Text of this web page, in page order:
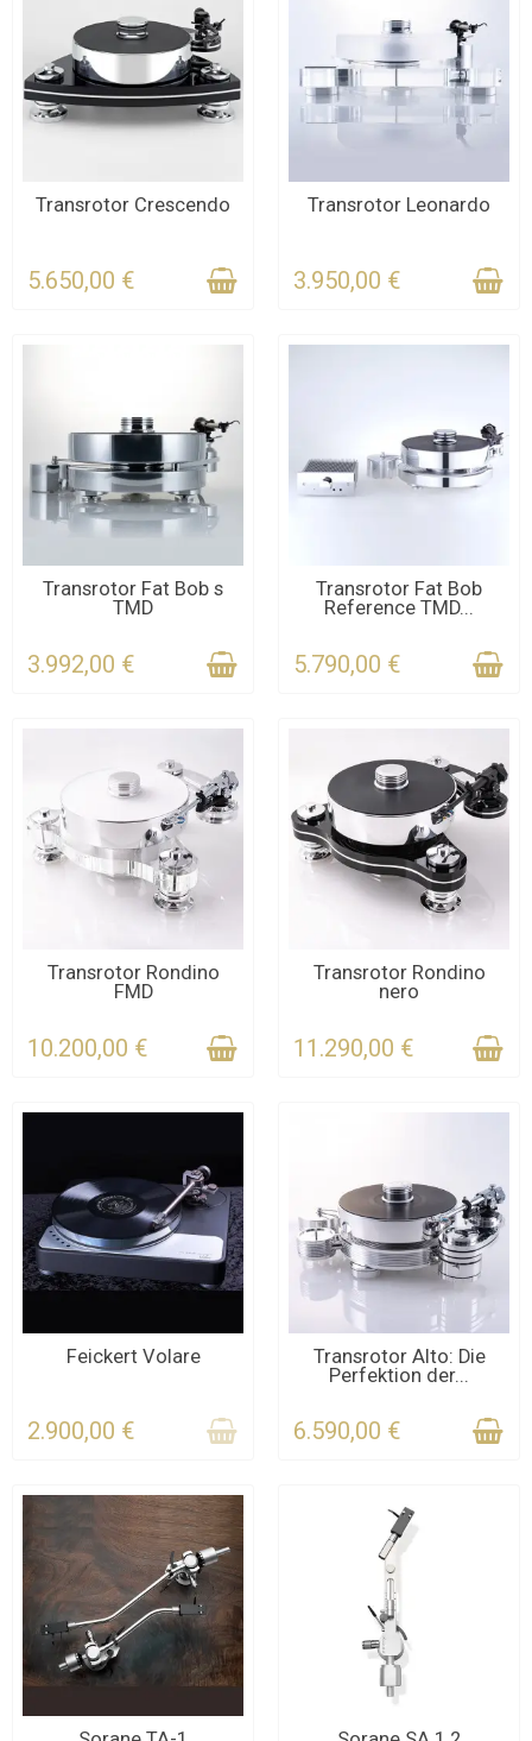
Transrotor Crescendo
5.650,00 €
KONTAKTIEREN SIE UNS
Transrotor Leonardo
3.950,00 €
KONTAKTIEREN SIE UNS
FÜR DIE FRIST
Transrotor Fat Bob s
TMD
3.992,00 €
KONTAKTIEREN SIE UNS
FÜR DIE FRIST
Transrotor Fat Bob
Reference TMD...
5.790,00 €
KONTAKTIEREN SIE UNS
FÜR DIE FRIST
Transrotor Rondino
FMD
10.200,00 €
KONTAKTIEREN SIE UNS
FÜR DIE FRIST
Transrotor Rondino
nero
11.290,00 €
KONTAKTIEREN SIE UNS
Feickert Volare
2.900,00 €
KONTAKTIEREN SIE UNS
FÜR DIE FRIST
Transrotor Alto: Die
Perfektion der...
6.590,00 €
KONTAKTIEREN SIE UNS